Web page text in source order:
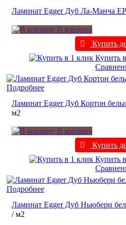
Ламинат Egger Дуб Ла-Манча
В корзину
Купить
Купить
Подробнее
Ламинат Egger Дуб Кортон
м2
В корзину
Купить
Купить
Подробнее
Ламинат Egger Дуб Ньюбери
/ м2